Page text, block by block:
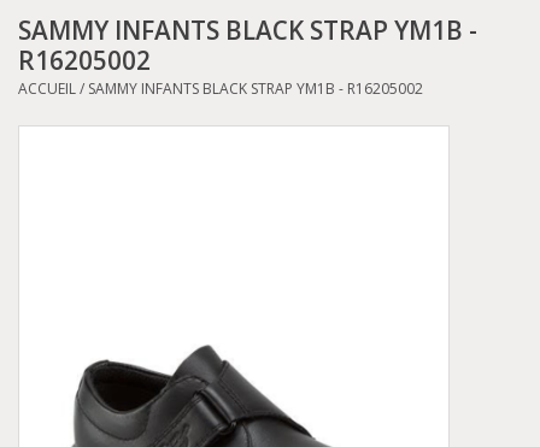
Kickers
Birkenstock
SAMMY INFANTS BLACK STRAP YM1B -
R16205002
ACCUEIL/ SAMMY INFANTS BLACK STRAP YM1B - R16205002